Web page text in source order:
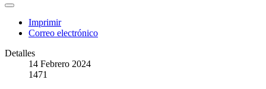
Imprimir
Correo electrónico
Detalles
14 Febrero 2024
1471